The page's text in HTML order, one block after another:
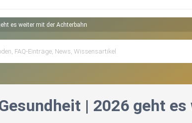
es weiter mit der Achterbahn
| 2026 geht